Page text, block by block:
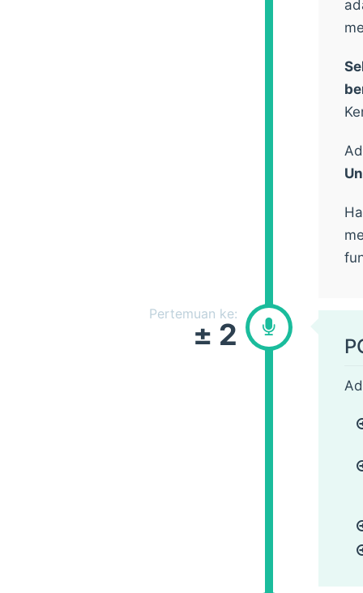
Pertemuan ke:
± 2